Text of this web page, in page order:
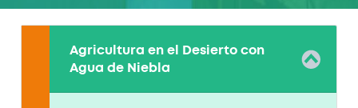
Agricultura en el Desierto con
Agua de Niebla